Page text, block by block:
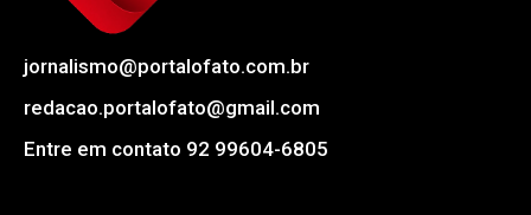
jornalismo@portalofato.com.br
redacao.portalofato@gmail.com
Entre em contato 92 99604-6805